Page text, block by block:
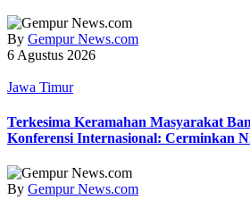
By Gempur News.com
6 Agustus 2026
Jawa Timur
Terkesima Keramahan Masyarakat
Konferensi Internasional: Cerminkan
By Gempur News.com